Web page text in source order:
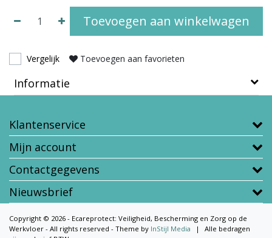
Toevoegen aan winkelwagen
Vergelijk Toevoegen aan favorieten
Informatie
Klantenservice
Mijn account
Contactgegevens
Nieuwsbrief
Copyright © 2026 - Ecareprotect: Veiligheid, Bescherming en Zorg op de
Werkvloer - All rights reserved - Theme by InStijl Media |
Alle bedragen